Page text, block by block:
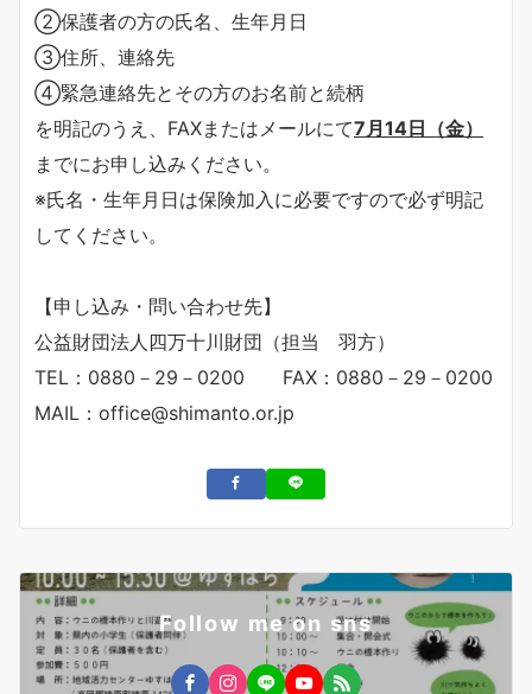
②保護者の方の氏名、生年月日
③住所、連絡先
④緊急連絡先とその方のお名前と続柄
を明記のうえ、FAXまたはメールにて7月14日（金）
までにお申し込みください。
※氏名・生年月日は保険加入に必要ですので必ず明記
してください。
【申し込み・問い合わせ先】
公益財団法人四万十川財団（担当 羽方）
TEL：0880－29－0200 FAX：0880－29－0200
MAIL：office@shimanto.or.jp
Follow me on sns